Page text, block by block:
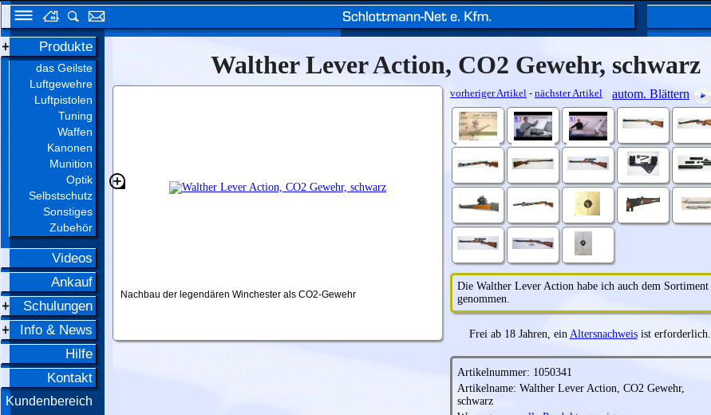
Produkte
das Geilste
Luftgewehre
Luftpistolen
Tuning
Waffen
Kanonen
Munition
Optik
Selbstschutz
Sonstiges
Zubehör
Videos
Ankauf
Schulungen
Info & News
Hilfe
Kontakt
Kundenbereich
Walther Lever Action, CO2 Gewehr, schwarz
Nachbau der legendären Winchester als CO2-Gewehr
vorheriger Artikel - nächster Artikel autom. Blättern
Die Walther Lever Action habe ich auch dem Sortiment
genommen.
Frei ab 18 Jahren, ein Altersnachweisist erforderlich.
Artikelnummer: 1050341
Artikelname: Walther Lever Action, CO2 Gewehr,
schwarz